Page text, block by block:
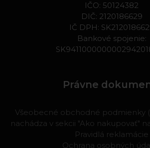
IČO: 50124382
DIČ: 2120186629
IČ DPH:
Bankové spojenie:
Právne
Všeobecné obchodné podmienky
nachádza v sekcii "Ako nakupovať"
Pravidlá reklamácie
Ochrana osobných